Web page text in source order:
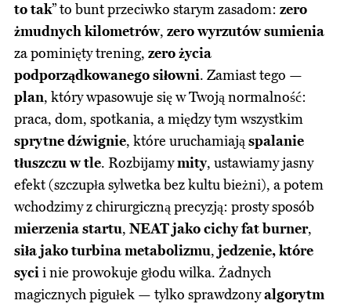
to tak” to bunt przeciwko starym zasadom: zero
żmudnych kilometrów, zero wyrzutów sumienia
za pominięty trening, zero życia
podporządkowanego siłowni. Zamiast tego —
plan, który wpasowuje się w Twoją normalność:
praca, dom, spotkania, a między tym wszystkim
sprytne dźwignie, które uruchamiająspalanie
tłuszczu w tle. Rozbijamymity, ustawiamy jasny
efekt (szczupła sylwetka bez kultu bieżni), a potem
wchodzimy z chirurgiczną precyzją: prosty sposób
mierzenia startu, NEAT jako cichy fat burner,
siła jako turbina metabolizmu, jedzenie, które
sycii nie prowokuje głodu wilka. Żadnych
magicznych pigułek — tylko sprawdzonyalgorytm